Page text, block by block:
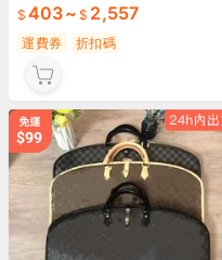
403~ 2,557
運費券 折扣碼